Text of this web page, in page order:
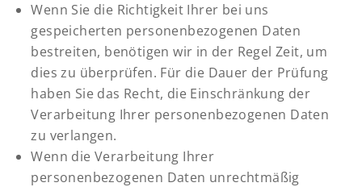
Wenn Sie die Richtigkeit Ihrer bei uns
gespeicherten personenbezogenen Daten
bestreiten, benötigen wir in der Regel Zeit, um
dies zu überprüfen. Für die Dauer der Prüfung
haben Sie das Recht, die Einschränkung der
Verarbeitung Ihrer personenbezogenen Daten
zu verlangen.
Wenn die Verarbeitung Ihrer
personenbezogenen Daten unrechtmäßig